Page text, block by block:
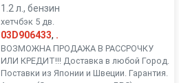
1.2 л., бензин
хетчбэк 5 дв.
03D906433, .
ВОЗМОЖНА ПРОДАЖА В РАССРОЧКУ
ИЛИ КРЕДИТ!!! Доставка в любой Город.
Поставки из Японии и Швеции. Гарантия.